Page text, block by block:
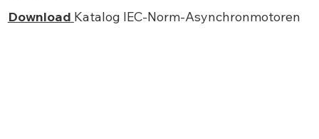
Download Katalog IEC-Norm-Asynchronmotoren